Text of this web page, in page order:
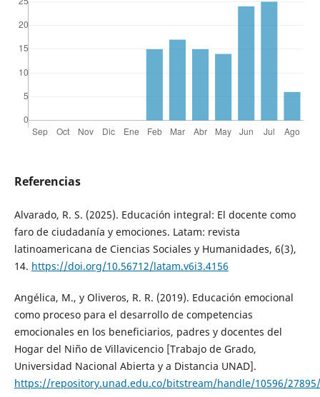
Referencias
Alvarado, R. S. (2025). Educación integral: El docente como
faro de ciudadanía y emociones. Latam: revista
latinoamericana de Ciencias Sociales y Humanidades, 6(3),
14. https://doi.org/10.56712/latam.v6i3.4156
Angélica, M., y Oliveros, R. R. (2019). Educación emocional
como proceso para el desarrollo de competencias
emocionales en los beneficiarios, padres y docentes del
Hogar del Niño de Villavicencio [Trabajo de Grado,
Universidad Nacional Abierta y a Distancia UNAD].
https://repository.unad.edu.co/bitstream/handle/10596/